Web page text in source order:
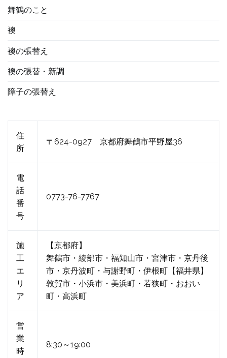
舞鶴のこと
襖
襖の張替え
襖の張替・新調
障子の張替え
住
所
〒624-0927 京都府舞鶴市平野屋36
電
話
番
号
0773-76-7767
施
工
エ
リ
ア
【京都府】
舞鶴市・綾部市・福知山市・宮津市・京丹後
市・京丹波町・与謝野町・伊根町【福井県】
敦賀市・小浜市・美浜町・若狭町・おおい
町・高浜町
営
業
時
8:30～19:00